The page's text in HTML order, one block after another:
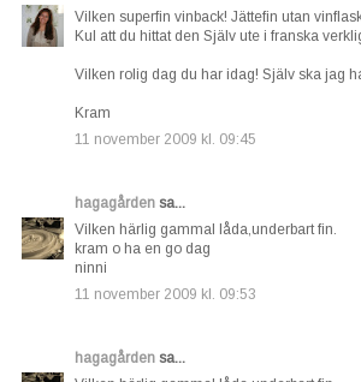
Vilken superfin vinback! Jättefin utan
Kul att du hittat den Själv ute i franska
Vilken rolig dag du har idag! Själv ska jag
Kram
11 november 2009 kl. 09:45
hagagården sa...
Vilken härlig gammal låda,underbart fin.
kram o ha en go dag
ninni
11 november 2009 kl. 09:53
hagagården sa...